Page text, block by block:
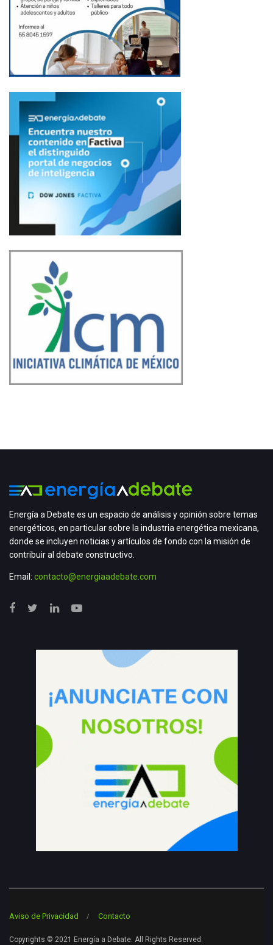
Energía a Debate es un espacio de análisis y opinión sobre temas
energéticos, en particular sobre la industria energética mexicana,
donde se incluyen noticias y artículos de fondo con la misión de
contribuir al debate constructivo.
Email: contacto@energiaadebate.com
Aviso de Privacidad Contacto
Copyrights © 2021 Energía a Debate. All Rights Reserved.